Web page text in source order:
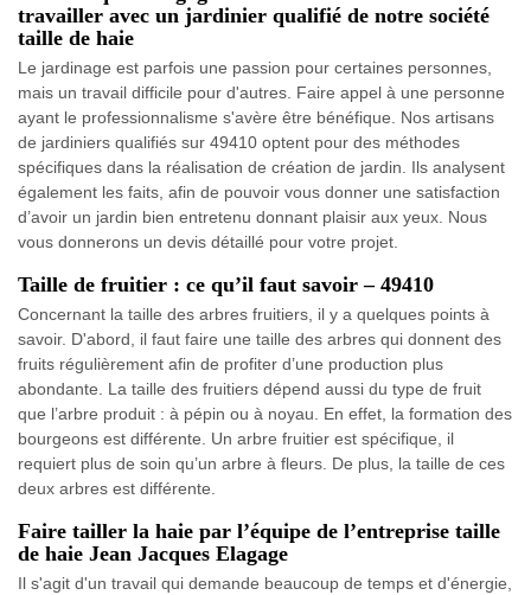
travailler avec un jardinier qualifié de notre société
taille de haie
Le jardinage est parfois une passion pour certaines personnes,
mais un travail difficile pour d'autres. Faire appel à une personne
ayant le professionnalisme s'avère être bénéfique. Nos artisans
de jardiniers qualifiés sur 49410 optent pour des méthodes
spécifiques dans la réalisation de création de jardin. Ils analysent
également les faits, afin de pouvoir vous donner une satisfaction
d’avoir un jardin bien entretenu donnant plaisir aux yeux. Nous
vous donnerons un devis détaillé pour votre projet.
Taille de fruitier : ce qu’il faut savoir – 49410
Concernant la taille des arbres fruitiers, il y a quelques points à
savoir. D'abord, il faut faire une taille des arbres qui donnent des
fruits régulièrement afin de profiter d’une production plus
abondante. La taille des fruitiers dépend aussi du type de fruit
que l’arbre produit : à pépin ou à noyau. En effet, la formation des
bourgeons est différente. Un arbre fruitier est spécifique, il
requiert plus de soin qu’un arbre à fleurs. De plus, la taille de ces
deux arbres est différente.
Faire tailler la haie par l’équipe de l’entreprise taille
de haie Jean Jacques Elagage
Il s'agit d'un travail qui demande beaucoup de temps et d'énergie,